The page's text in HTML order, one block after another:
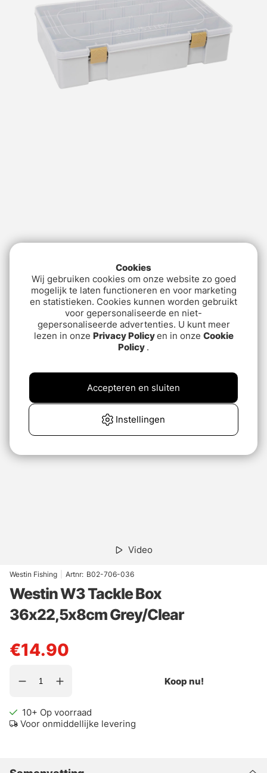
Video
Westin Fishing Artnr: B02-706-036
Westin W3 Tackle Box
36x22,5x8cm Grey/Clear
€14.90
Koop nu!
10+ Op voorraad
Voor onmiddellijke levering
Cookies
Wij gebruiken cookies om onze website zo goed
mogelijk te laten functioneren en voor marketing
en statistieken. Cookies kunnen worden gebruikt
voor gepersonaliseerde en niet-
gepersonaliseerde advertenties. U kunt meer
lezen in onze Privacy Policyen in onze Cookie
Policy .
Instellingen
Accepteren en sluiten